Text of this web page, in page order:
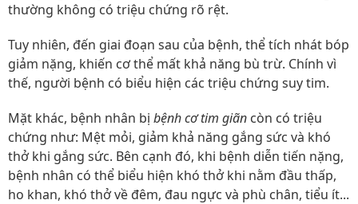
thường không có triệu chứng rõ rệt.
Tuy nhiên, đến giai đoạn sau của bệnh, thể tích nhát bóp
giảm nặng, khiến cơ thể mất khả năng bù trừ. Chính vì
thế, người bệnh có biểu hiện các triệu chứng suy tim.
Mặt khác, bệnh nhân bị bệnh cơ tim giãn còn có triệu
chứng như: Mệt mỏi, giảm khả năng gắng sức và khó
thở khi gắng sức. Bên cạnh đó, khi bệnh diễn tiến nặng,
bệnh nhân có thể biểu hiện khó thở khi nằm đầu thấp,
ho khan, khó thở về đêm, đau ngực và phù chân, tiểu ít...